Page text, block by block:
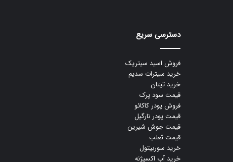
دسترسی سریع
فروش اسید سیتریک
خرید سیترات سدیم
خرید تیتان
قیمت سود پرک
فروش پودر کاکائو
قیمت پودر نارگیل
قیمت جوش شیرین
قیمت ثعلب
خرید سوربیتول
خرید آب اکسیژنه